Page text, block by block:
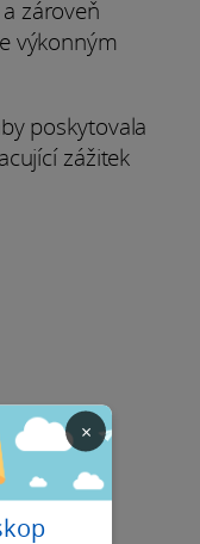
zároveň
výkonným
poskytovala
zážitek
×